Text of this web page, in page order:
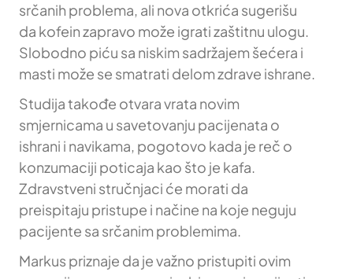
srčanih problema, ali nova otkrića sugerišu
da kofein zapravo može igrati zaštitnu ulogu.
Slobodno piću sa niskim sadržajem šećera i
masti može se smatrati delom zdrave ishrane.
Studija takođe otvara vrata novim
smjernicama u savetovanju pacijenata o
ishrani i navikama, pogotovo kada je reč o
konzumaciji poticaja kao što je kafa.
Zdravstveni stručnjaci će morati da
preispitaju pristupe i načine na koje neguju
pacijente sa srčanim problemima.
Markus priznaje da je važno pristupiti ovim